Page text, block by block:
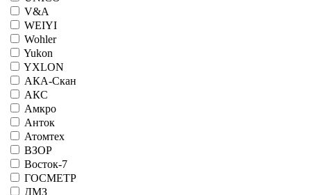
V&A
WEIYI
Wohler
Yukon
YXLON
АКА-Скан
АКС
Амкро
Анток
Атомтех
ВЗОР
Восток-7
ГОСМЕТР
ДМЗ